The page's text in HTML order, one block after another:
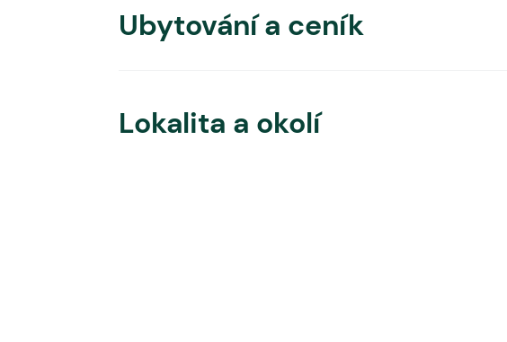
Ubytování a ceník
Lokalita a okolí